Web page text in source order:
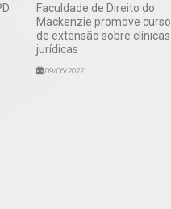
Faculdade de Direito do
Mackenzie promove curso
de extensão sobre clínicas
jurídicas
09/06/2022